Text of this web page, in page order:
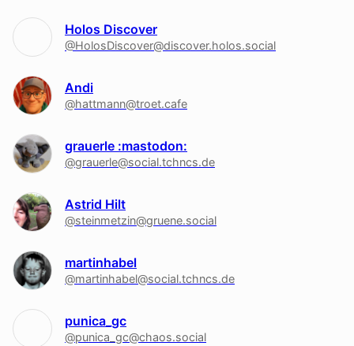
Holos Discover
@HolosDiscover@discover.holos.social
Andi
@hattmann@troet.cafe
grauerle :mastodon:
@grauerle@social.tchncs.de
Astrid Hilt
@steinmetzin@gruene.social
martinhabel
@martinhabel@social.tchncs.de
punica_gc
@punica_gc@chaos.social